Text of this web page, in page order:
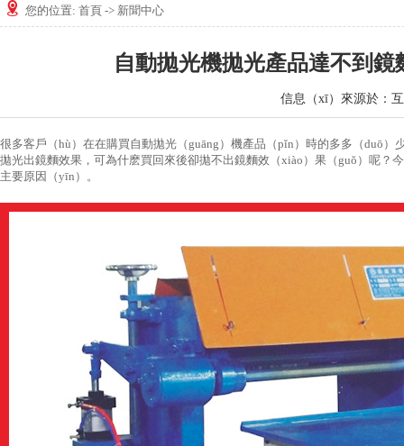
您的位置: 首頁 -> 新聞中心
自動拋光機拋光產品達不到
信息（xī）來源於：
很多客戶（hù）在在購買自動拋光（guāng）機產品（pǐn）時的多多（duō
拋光出鏡麵效果，可為什麽買回來後卻拋不出鏡麵效（xiào）果（guǒ）呢？
主要原因（yīn）。